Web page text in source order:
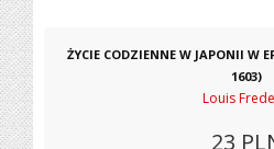
ŻYCIE CODZIENNE W JAPONII W
1603)
Louis
23